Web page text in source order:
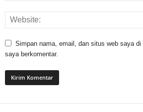
Simpan nama, email, dan situs web saya
saya berkomentar.